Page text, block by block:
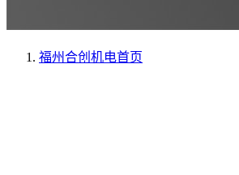
福州合创机电首页